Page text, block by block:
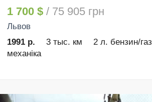
1 700 $ / 75 905 грн
Львов
1991 р.
3 тыс. км 2 л. бензин/газ
механіка